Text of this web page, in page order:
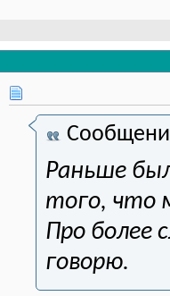
Раньше
того, что
Про более
говорю.